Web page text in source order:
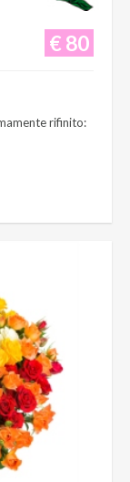
€ 80
rifinito: